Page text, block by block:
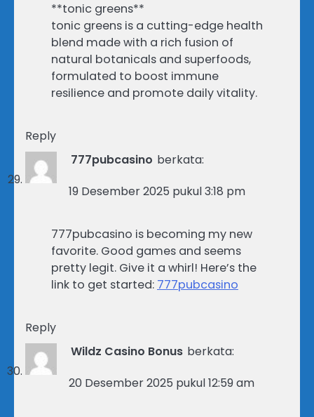
**tonic greens**
tonic greens is a cutting-edge health
blend made with a rich fusion of
natural botanicals and superfoods,
formulated to boost immune
resilience and promote daily vitality.
Reply
777pubcasino berkata:
19 Desember 2025 pukul 3:18 pm
777pubcasino is becoming my new
favorite. Good games and seems
pretty legit. Give it a whirl! Here’s the
link to get started: 777pubcasino
Reply
Wildz Casino Bonus berkata:
20 Desember 2025 pukul 12:59 am